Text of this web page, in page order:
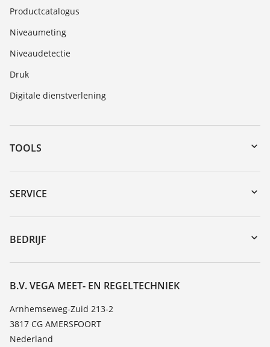
Productcatalogus
Niveaumeting
Niveaudetectie
Druk
Digitale dienstverlening
TOOLS
myVEGA
Downloads
DTM Collection/PACTware
SERVICE
Reparatieformulier instrument
Seminars
TeamViewer
BEDRIJF
Vacature
Over VEGA
Contact
Nieuws
B.V. VEGA MEET- EN REGELTECHNIEK
Arnhemseweg-Zuid 213-2
3817 CG AMERSFOORT
Nederland